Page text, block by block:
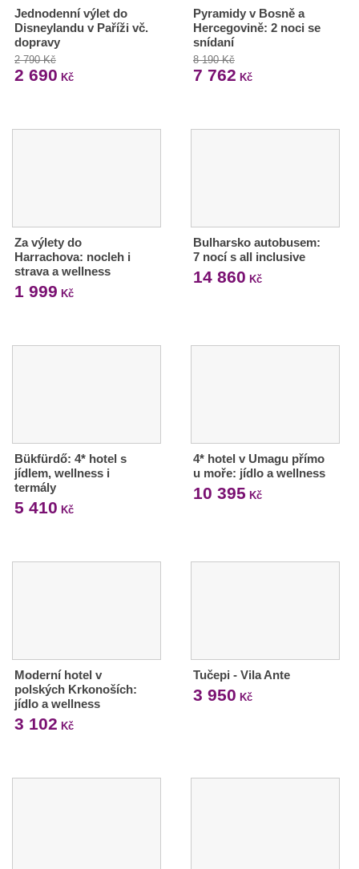
Jednodenní výlet do
Disneylandu v Paříži vč.
dopravy
2 790 Kč
2 690 Kč
Pyramidy v Bosně a
Hercegovině: 2 noci se
snídaní
8 190 Kč
7 762 Kč
Za výlety do
Harrachova: nocleh i
strava a wellness
1 999 Kč
Bulharsko autobusem:
7 nocí s all inclusive
14 860 Kč
Bükfürdő: 4* hotel s
jídlem, wellness i
termály
5 410 Kč
4* hotel v Umagu přímo
u moře: jídlo a wellness
10 395 Kč
Moderní hotel v
polských Krkonoších:
jídlo a wellness
3 102 Kč
Tučepi - Vila Ante
3 950 Kč